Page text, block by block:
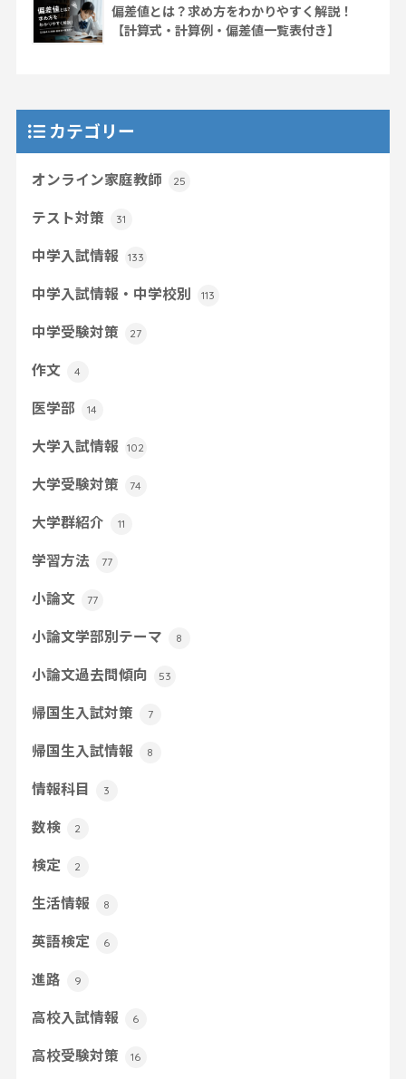
偏差値とは？求め方をわかりやすく解説！
【計算式・計算例・偏差値一覧表付き】
カテゴリー
オンライン家庭教師 25
テスト対策 31
中学入試情報 133
中学入試情報・中学校別 113
中学受験対策 27
作文 4
医学部 14
大学入試情報 102
大学受験対策 74
大学群紹介 11
学習方法 77
小論文 77
小論文学部別テーマ 8
小論文過去問傾向 53
帰国生入試対策 7
帰国生入試情報 8
情報科目 3
数検 2
検定 2
生活情報 8
英語検定 6
進路 9
高校入試情報 6
高校受験対策 16